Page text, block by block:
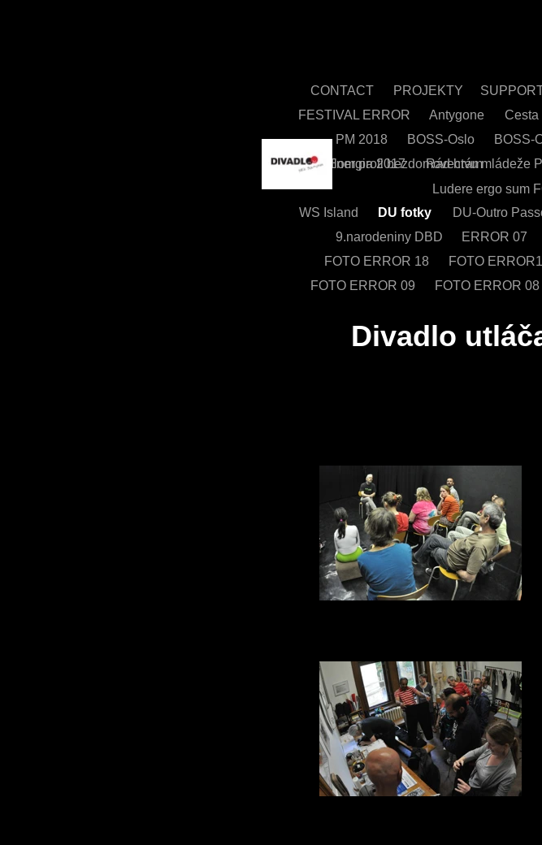
CONTACT
FESTIVAL ERROR
PM 2018
Energia 2017
PROJEKTY
BOSS-Oslo
Rád hrám
Antygone
BOSS-
Cesta
Divadlom proti bezdomovectvu mládeže
Ludere ergo sum
WS Island
FOTO ERROR 09
FOTO ERROR 18
DU fotky
9.narodeniny DBD
ERROR 07
FOTO ERROR 08
DU-Outro
FOTO
Divadlo